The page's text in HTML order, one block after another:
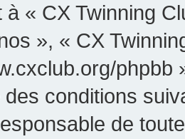
à « CX Twinning
», « CX
phpbb
conditions
de